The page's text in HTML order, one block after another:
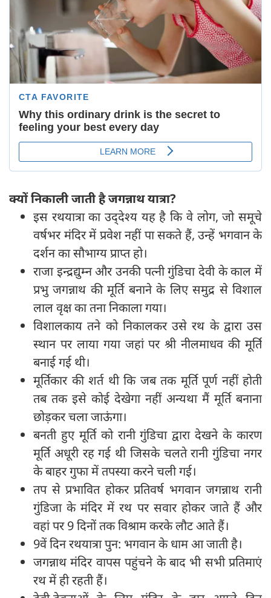
क्यों निकाली जाती है जगन्नाथ यात्रा?
इस रथयात्रा का उद्‌देश्य यह है कि वे लोग, जो समूचे
वर्षभर मंदिर में प्रवेश नहीं पा सकते हैं, उन्हें भगवान के
दर्शन का सौभाग्य प्राप्त हो।
राजा इन्द्रद्युम्न और उनकी पत्नी गुंडिचा देवी के काल में
प्रभु जगन्नाथ की मूर्ति बनाने के लिए समुद्र से विशाल
लाल वृक्ष का तना निकाला गया।
विशालकाय तने को निकालकर उसे रथ के द्वारा उस
स्थान पर लाया गया जहां पर श्री नीलमाधव की मूर्ति
बनाई गई थी।
मूर्तिकार की शर्त थी कि जब तक मूर्ति पूर्ण नहीं होती
तब तक इसे कोई देखेगा नहीं अन्यथा मैं मूर्ति बनाना
छोड़कर चला जाऊंगा।
बनती हुए मूर्ति को रानी गुंडिचा द्वारा देखने के कारण
मूर्ति अधूरी रह गई थी जिसके चलते रानी गुंडिचा नगर
के बाहर गुफा में तपस्या करने चली गई।
तप से प्रभावित होकर प्रतिवर्ष भगवान जगन्नाथ रानी
गुंडिजा के मंदिर में रथ पर सवार होकर जाते हैं और
वहां पर 9 दिनों तक विश्राम करके लौट आते हैं।
9वें दिन रथयात्रा पुन: भगवान के धाम आ जाती है।
जगन्नाथ मंदिर वापस पहुंचने के बाद भी सभी प्रतिमाएं
रथ में ही रहती हैं।